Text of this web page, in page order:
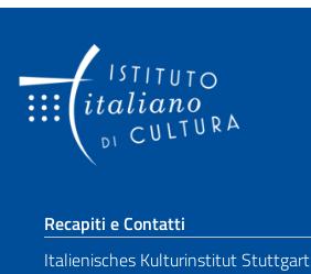
Sezione footer
Recapiti e Contatti
Italienisches Kulturinstitut Stuttgart